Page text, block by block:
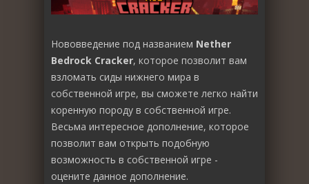
Нововведение под названием Nether
Bedrock Cracker, которое позволит вам
взломать сиды нижнего мира в
собственной игре, вы сможете легко найти
коренную породу в собственной игре.
Весьма интересное дополнение, которое
позволит вам открыть подобную
возможность в собственной игре -
оцените данное дополнение.